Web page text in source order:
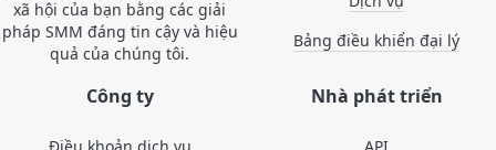
xã hội của bạn bằng các giải
pháp SMM đáng tin cậy và hiệu
quả của chúng tôi.
Bảng điều khiển đại lý
Công ty Nhà phát triển